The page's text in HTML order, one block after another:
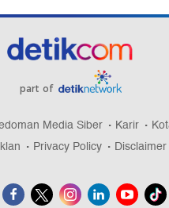
part of
Media Siber Karir
Privacy Policy Disclaimer